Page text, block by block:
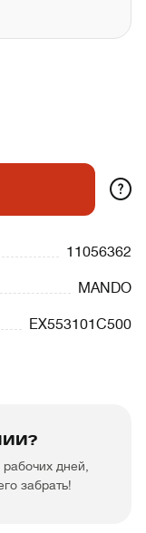
?
11056362
MANDO
EX553101C500
дней,
забрать!